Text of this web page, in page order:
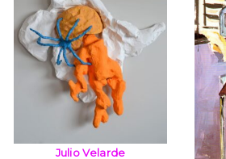
Julio Velarde